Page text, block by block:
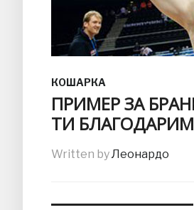
КОШАРКА
ПРИМЕР ЗА
ТИ
Written byЛеонардо